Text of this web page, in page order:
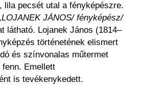
lila pecsét utal a fényképészre.
JÁNOS/ fényképész/
látható. Lojanek János (1814–
történetének elismert
és színvonalas műtermet
fenn. Emellett
is tevékenykedett.